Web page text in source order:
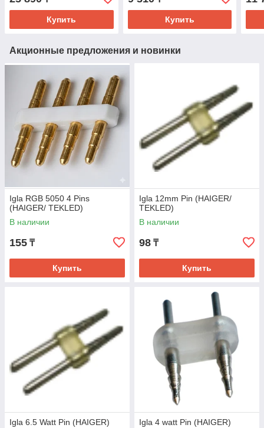
Купить Купить
Акционные предложения и новинки
Igla RGB 5050 4 Pins
(HAIGER/ TEKLED)
В наличии
155 ₸
Купить
Igla 12mm Pin (HAIGER/
TEKLED)
В наличии
98 ₸
Купить
Igla 6.5 Watt Pin (HAIGER)
Igla 4 watt Pin (HAIGER)